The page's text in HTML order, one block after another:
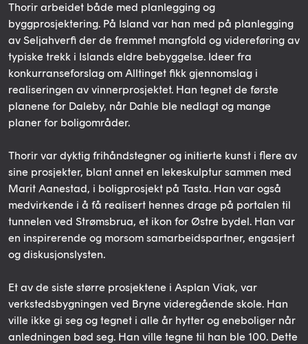
Thorir arbeidet både med planlegging og
byggprosjektering. På Island var han med på planlegging
av Seljahverfi der de fremmet mangfold og videreføring av
typiske trekk i Islands eldre bebyggelse. Ideer fra
konkurranseforslag om Alltinget fikk gjennomslag i
realiseringen av vinnerprosjektet. Han tegnet de første
planene for Daleby, når Dahle ble nedlagt og mange
planer for boligområder.
Thorir var dyktig frihåndstegner og initierte kunst i flere av
sine prosjekter, blant annet en lekeskulptur sammen med
Marit Aanestad, i boligprosjekt på Tasta. Han var også
medvirkende i å få realisert hennes drage på portalen til
tunnelen ved Strømsbrua, et ikon for Østre bydel. Han var
en inspirerende og morsom samarbeidspartner, engasjert
og diskusjonslysten.
Et av de siste større prosjektene i Asplan Viak, var
verkstedsbygningen ved Bryne videregående skole. Han
ville ikke gi seg og tegnet i alle år hytter og eneboliger når
anledningen bød seg. Han ville tegne til han ble 100. Dette